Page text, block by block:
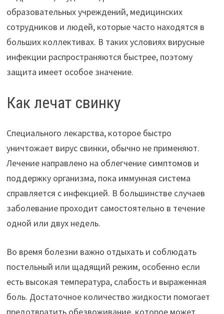
образовательных учреждений, медицинских
сотрудников и людей, которые часто находятся в
больших коллективах. В таких условиях вирусные
инфекции распространяются быстрее, поэтому
защита имеет особое значение.
Как лечат свинку
Специального лекарства, которое быстро
уничтожает вирус свинки, обычно не применяют.
Лечение направлено на облегчение симптомов и
поддержку организма, пока иммунная система
справляется с инфекцией. В большинстве случаев
заболевание проходит самостоятельно в течение
одной или двух недель.
Во время болезни важно отдыхать и соблюдать
постельный или щадящий режим, особенно если
есть высокая температура, слабость и выраженная
боль. Достаточное количество жидкости помогает